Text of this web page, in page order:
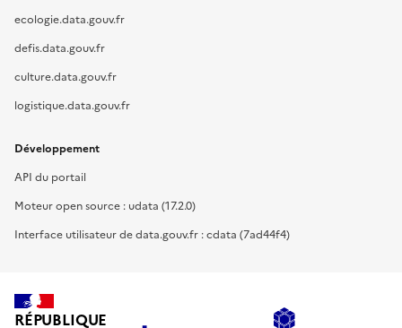
ecologie.data.gouv.fr
defis.data.gouv.fr
culture.data.gouv.fr
logistique.data.gouv.fr
Développement
API du portail
Moteur open source : udata (17.2.0)
Interface utilisateur de data.gouv.fr : cdata (7ad44f4)
RÉPUBLIQUE